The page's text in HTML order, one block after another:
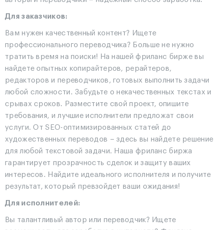
Для заказчиков:
Вам нужен качественный контент? Ищете
профессионального переводчика? Больше не нужно
тратить время на поиски! На нашей фриланс бирже вы
найдете опытных копирайтеров, рерайтеров,
редакторов и переводчиков, готовых выполнить задачи
любой сложности. Забудьте о некачественных текстах и
срывах сроков. Разместите свой проект, опишите
требования, и лучшие исполнители предложат свои
услуги. От SEO-оптимизированных статей до
художественных переводов – здесь вы найдете решение
для любой текстовой задачи. Наша фриланс биржа
гарантирует прозрачность сделок и защиту ваших
интересов. Найдите идеального исполнителя и получите
результат, который превзойдет ваши ожидания!
Для исполнителей:
Вы талантливый автор или переводчик? Ищете